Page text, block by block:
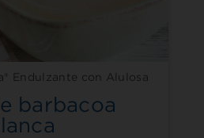
Endulzante con Alulosa
barbacoa